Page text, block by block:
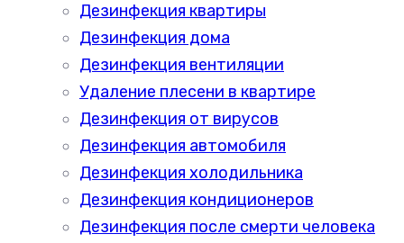
Дезинфекция квартиры
Дезинфекция дома
Дезинфекция вентиляции
Удаление плесени в квартире
Дезинфекция от вирусов
Дезинфекция автомобиля
Дезинфекция холодильника
Дезинфекция кондиционеров
Дезинфекция после смерти человека